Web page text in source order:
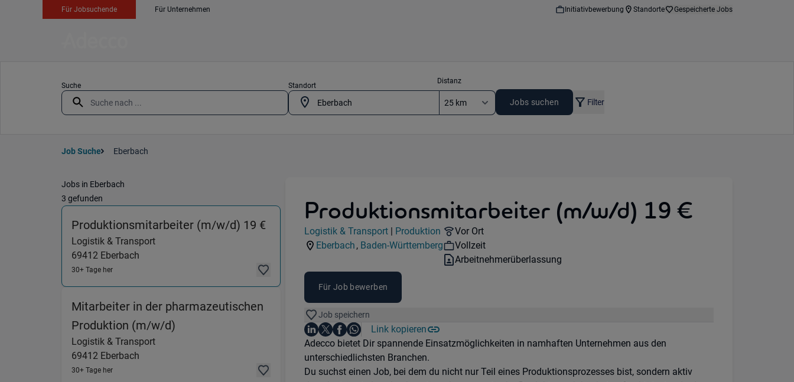
Für Jobsuchende Für Unternehmen Initiativbewerbung Standorte Gespeicherte Jobs
Suche Standort
Distanz
Jobs suchen Filter
Job Suche Eberbach
Jobs in Eberbach
3 gefunden
Produktionsmitarbeiter (m/w/d) 19 € (Logistik & Transport) in 69412 Eberbach
Logistik & Transport
69412 Eberbach
30+ Tage her
Mitarbeiter in der pharmazeutischen
Produktion (m/w/d) (Logistik & Transport) in 69412 Eberbach
Logistik & Transport
69412 Eberbach
30+ Tage her
Produktionsmitarbeiter (m/w/d) 19 €
Jobdetails
Kategorie:
Logistik & Transport|
Industry:
Produktion
Standorte:
Eberbach ,
Region:
Baden-Württemberg
Remote Option:
Vor Ort
Workhours:
Vollzeit
Vertragsart:
Arbeitnehmerüberlassung
Für Job bewerben
Job speichern
Teile diesen Job
Auf LinkedIn teilen
Auf X teilen
Auf Facebook teilen
Auf WhatsApp teilen
Link kopieren
Einleitung
Adecco bietet Dir spannende Einsatzmöglichkeiten in namhaften Unternehmen aus den
unterschiedlichsten Branchen.
Du suchst einen Job, bei dem du nicht nur Teil eines Produktionsprozesses bist, sondern aktiv